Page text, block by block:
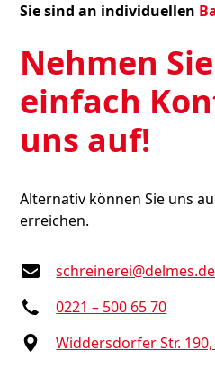
Sie sind an individuellen
Nehmen
einfach
uns auf!
Alternativ können Sie uns
erreichen.
schreinerei@delmes.de
0221 – 500 65 70
Widdersdorfer Str.